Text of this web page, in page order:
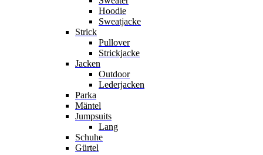
Hoodie
Sweatjacke
Strick
Pullover
Strickjacke
Jacken
Outdoor
Lederjacken
Parka
Mäntel
Jumpsuits
Lang
Schuhe
Gürtel